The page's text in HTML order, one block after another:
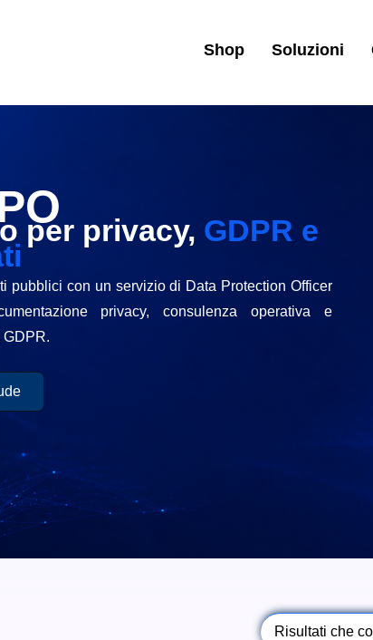
Shop Soluzioni
per privacy, GDPR e
pubblici con un servizio di Data Protection Officer
privacy, consulenza operativa e
Risultati che